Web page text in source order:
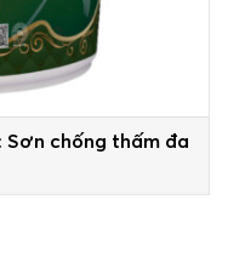
: Sơn chống thấm đa